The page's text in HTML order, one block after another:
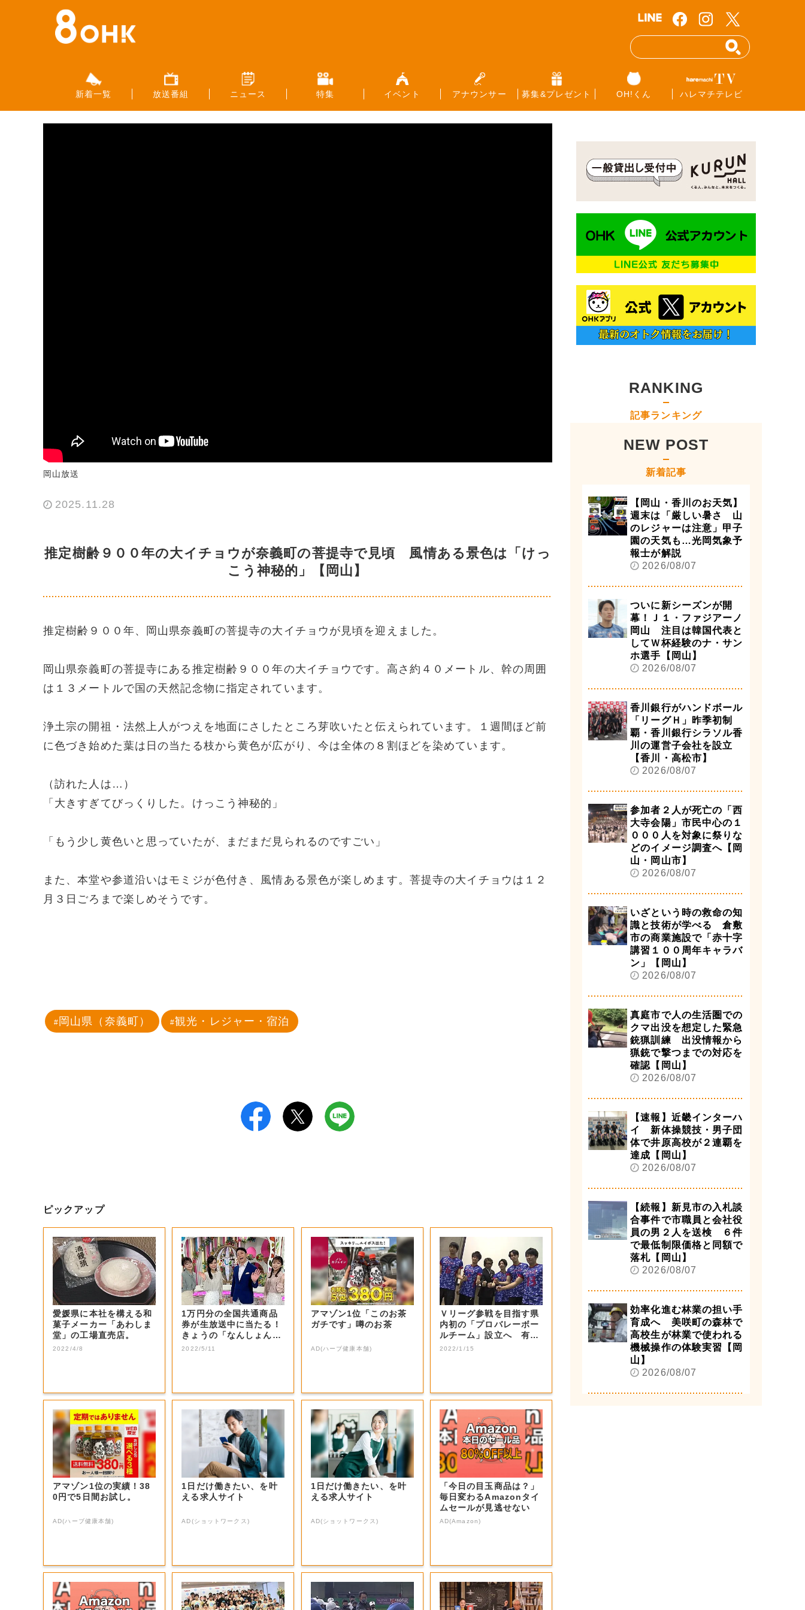
新着一覧 放送番組 ニュース 特集 イベント アナウンサー 募集&プレゼント OH!くん ハレマチテレビ
岡山放送
2025.11.28
推定樹齢９００年の大イチョウが奈義町の菩提寺で見頃 風情ある景色は「けっ
こう神秘的」【岡山】
推定樹齢９００年、岡山県奈義町の菩提寺の大イチョウが見頃を迎えました。
岡山県奈義町の菩提寺にある推定樹齢９００年の大イチョウです。高さ約４０メートル、幹の周囲
は１３メートルで国の天然記念物に指定されています。
浄土宗の開祖・法然上人がつえを地面にさしたところ芽吹いたと伝えられています。１週間ほど前
に色づき始めた葉は日の当たる枝から黄色が広がり、今は全体の８割ほどを染めています。
（訪れた人は…）
「大きすぎてびっくりした。けっこう神秘的」
「もう少し黄色いと思っていたが、まだまだ見られるのですごい」
また、本堂や参道沿いはモミジが色付き、風情ある景色が楽しめます。菩提寺の大イチョウは１２
月３日ごろまで楽しめそうです。
岡山県（奈義町） 観光・レジャー・宿泊
ピックアップ
愛媛県に本社を構える和
菓子メーカー「あわしま
堂」の工場直売店。
2022/4/8
1万円分の全国共通商品
券が生放送中に当たる！
きょうの「なんしょん？
生電話クイズ」...
2022/5/11
アマゾン1位「このお茶
ガチです」噂のお茶
AD(ハーブ健康本舗)
Ｖリーグ参戦を目指す県
内初の「プロバレーボー
ルチーム」設立へ 有望
選手などの受け...
2022/1/15
アマゾン1位の実績！38
0円で5日間お試し。
AD(ハーブ健康本舗)
1日だけ働きたい、を叶
える求人サイト
AD(ショットワークス)
1日だけ働きたい、を叶
える求人サイト
AD(ショットワークス)
「今日の目玉商品は？」
毎日変わるAmazonタイ
ムセールが見逃せない
AD(Amazon)
RANKING
記事ランキング
NEW POST
新着記事
【岡山・香川のお天気】
週末は「厳しい暑さ 山
のレジャーは注意」甲子
園の天気も…光岡気象予
報士が解説
2026/08/07
ついに新シーズンが開
幕！Ｊ１・ファジアーノ
岡山 注目は韓国代表と
してＷ杯経験のナ・サン
ホ選手【岡山】
2026/08/07
香川銀行がハンドボール
「リーグＨ」昨季初制
覇・香川銀行シラソル香
川の運営子会社を設立
【香川・高松市】
2026/08/07
参加者２人が死亡の「西
大寺会陽」市民中心の１
０００人を対象に祭りな
どのイメージ調査へ【岡
山・岡山市】
2026/08/07
いざという時の救命の知
識と技術が学べる 倉敷
市の商業施設で「赤十字
講習１００周年キャラバ
ン」【岡山】
2026/08/07
真庭市で人の生活圏での
クマ出没を想定した緊急
銃猟訓練 出没情報から
猟銃で撃つまでの対応を
確認【岡山】
2026/08/07
【速報】近畿インターハ
イ 新体操競技・男子団
体で井原高校が２連覇を
達成【岡山】
2026/08/07
【続報】新見市の入札談
合事件で市職員と会社役
員の男２人を送検 ６件
で最低制限価格と同額で
落札【岡山】
2026/08/07
効率化進む林業の担い手
育成へ 美咲町の森林で
高校生が林業で使われる
機械操作の体験実習【岡
山】
2026/08/07